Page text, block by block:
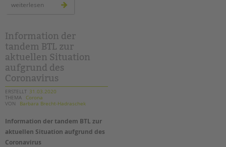
Bereiche im Überblick
Unsere Videos
Gesellschafter VdK
schoolcoach BTL
tandem international
KARRIERE
Stellenangebote
tandem als Arbeitgeberin
NEWS/BLOG
weiterlesen
der
notbetreuung
oder
virtuell:
die
pädagogische
arbeit
geht
weiter!
Information der
tandem BTL zur
aktuellen Situation
aufgrund des
Coronavirus
ERSTELLT 31.03.2020
THEMA Corona
VON
Barbara Brecht-Hadraschek
Information der tandem BTL zur
aktuellen Situation aufgrund des
Coronavirus